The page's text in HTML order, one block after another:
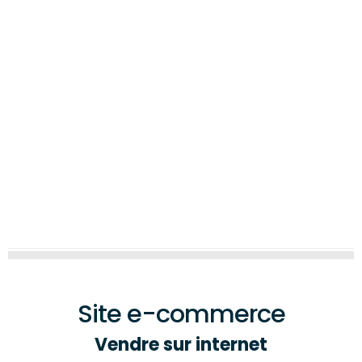
Site e-commerce
Vendre sur internet